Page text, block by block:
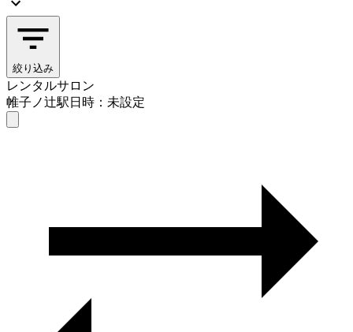
絞り込み
レンタルサロン
帷子ノ辻駅日時：未設定